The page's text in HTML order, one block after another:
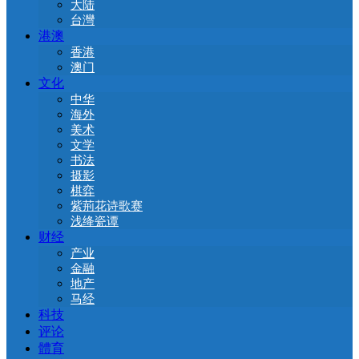
大陆
台灣
港澳
香港
澳门
文化
中华
海外
美术
文学
书法
摄影
棋弈
紫荊花诗歌赛
浅绛瓷谭
财经
产业
金融
地产
马经
科技
评论
體育